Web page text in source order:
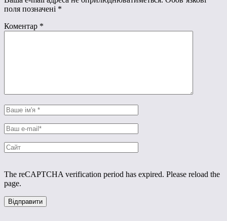
поля позначені *
Коментар *
The reCAPTCHA verification period has expired. Please reload the
page.